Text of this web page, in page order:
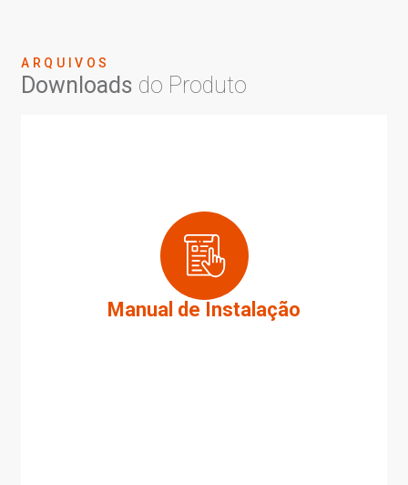
ARQUIVOS
Downloads do Produto
Manual de Instalação